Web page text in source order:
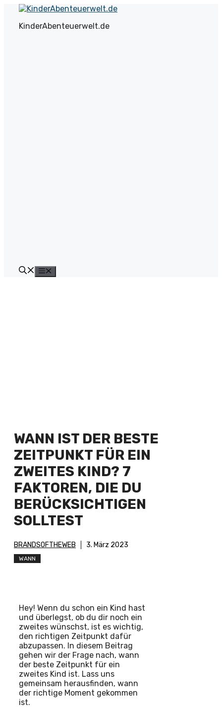
Zum
springen
KinderAbenteuerwelt.de
WANN IST DER BESTE
ZEITPUNKT FÜR EIN
ZWEITES KIND? 7
FAKTOREN, DIE DU
BERÜCKSICHTIGEN
SOLLTEST
BRANDSOFTHEWEB 3. März 2023
WANN
Hey! Wenn du schon ein Kind hast
und überlegst, ob du dir noch ein
zweites wünschst, ist es wichtig,
den richtigen Zeitpunkt dafür
abzupassen. In diesem Beitrag
gehen wir der Frage nach, wann
der beste Zeitpunkt für ein
zweites Kind ist. Lass uns
gemeinsam herausfinden, wann
der richtige Moment gekommen
ist.